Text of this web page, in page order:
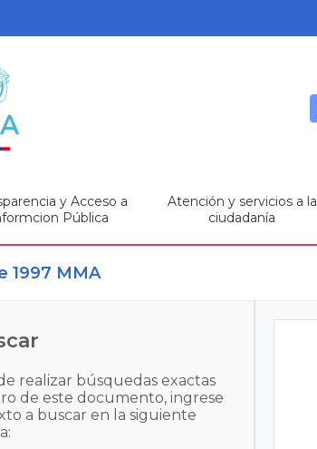
y Acceso a
Pública
Atención y servicios a la
ciudadanía
1997 MMA
realizar búsquedas exactas
de este documento, ingrese
a buscar en la siguiente